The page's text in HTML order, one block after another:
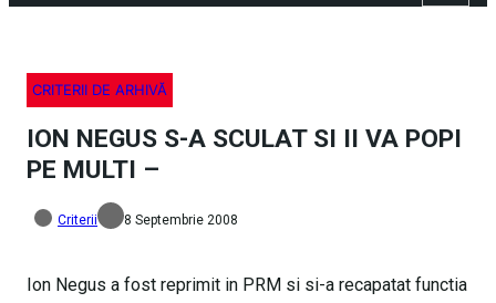
CRITERII DE ARHIVĂ
ION NEGUS S-A SCULAT SI II VA POPI
PE MULTI –
Criterii 8 Septembrie 2008
Ion Negus a fost reprimit in PRM si si-a recapatat functia